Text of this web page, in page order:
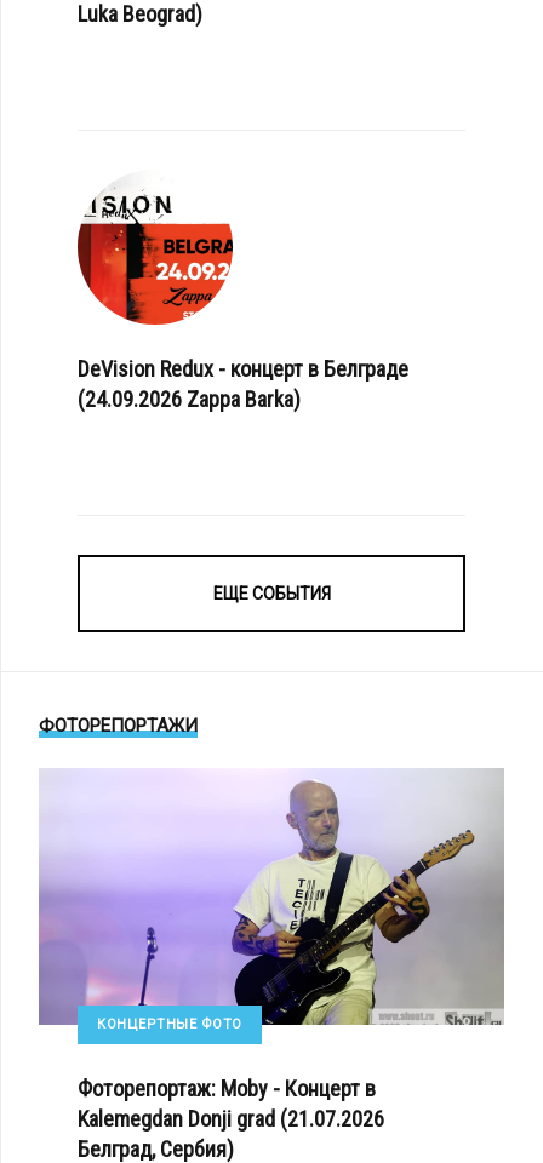
Luka Beograd)
DeVision Redux - концерт в Белграде
(24.09.2026 Zappa Barka)
ЕЩЕ СОБЫТИЯ
ФОТОРЕПОРТАЖИ
КОНЦЕРТНЫЕ ФОТО
Фоторепортаж: Moby - Концерт в
Kalemegdan Donji grad (21.07.2026
Белград, Сербия)